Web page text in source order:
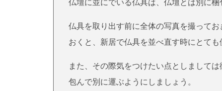
仏壇に並にでいる仏具は、仏壇とは別に梱
仏具を取り出す前に全体の写真を撮って
おくと、新居で仏具を並べ直す時にとても
また、その際気をつけたい点としまして
包んで別に運ぶようにしましょう。